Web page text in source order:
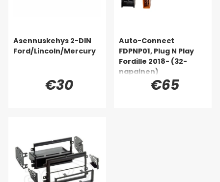
Asennuskehys 2-DIN
Ford/Lincoln/Mercury
€30
Auto-Connect
FDPNP01, Plug N Play
Fordille 2018- (32-
napainen)
€65